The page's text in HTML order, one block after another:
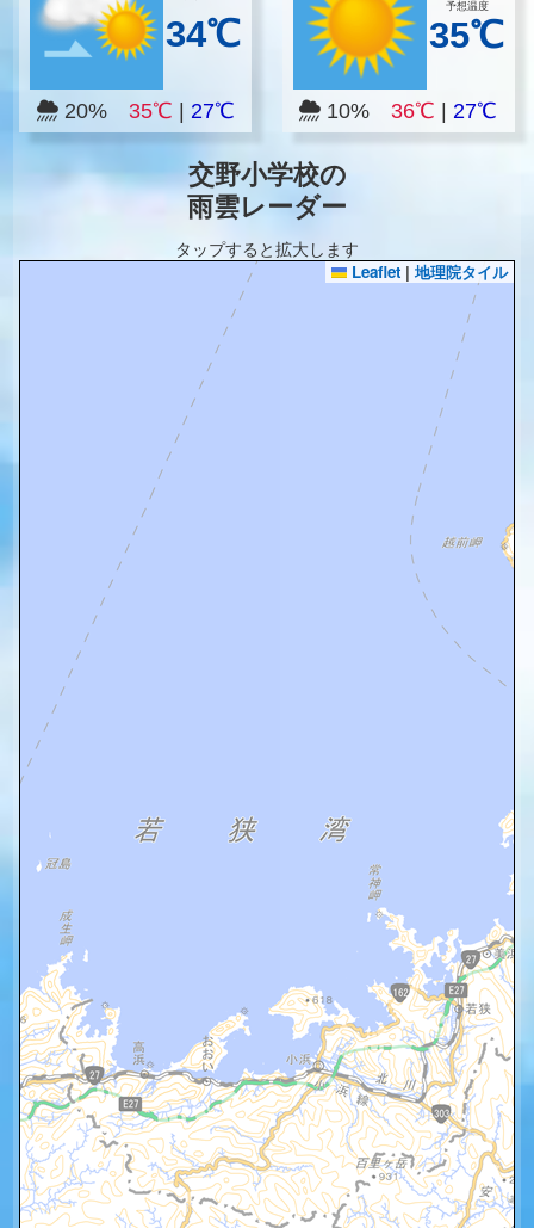
34℃
20% 35℃ 27℃
予想温度
35℃
10%36℃ |27℃
交野小学校の
雨雲レーダー
タップすると拡大します
Leaflet | 地理院タイル